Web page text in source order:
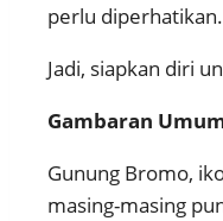
perlu diperhatikan.
Jadi, siapkan diri
Gambaran
Gunung Bromo,
masing-masing